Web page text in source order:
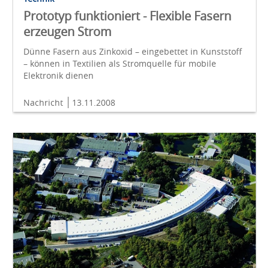
Prototyp funktioniert - Flexible Fasern
erzeugen Strom
Dünne Fasern aus Zinkoxid – eingebettet in Kunststoff
– können in Textilien als Stromquelle für mobile
Elektronik dienen
Nachricht 13.11.2008